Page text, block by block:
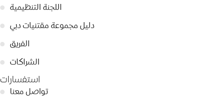
● اللجنة التنظيمية
● دليل مجموعة مقتنيات دبي
● الفريق
● الشراكات
استفسارات
● تواصل معنا